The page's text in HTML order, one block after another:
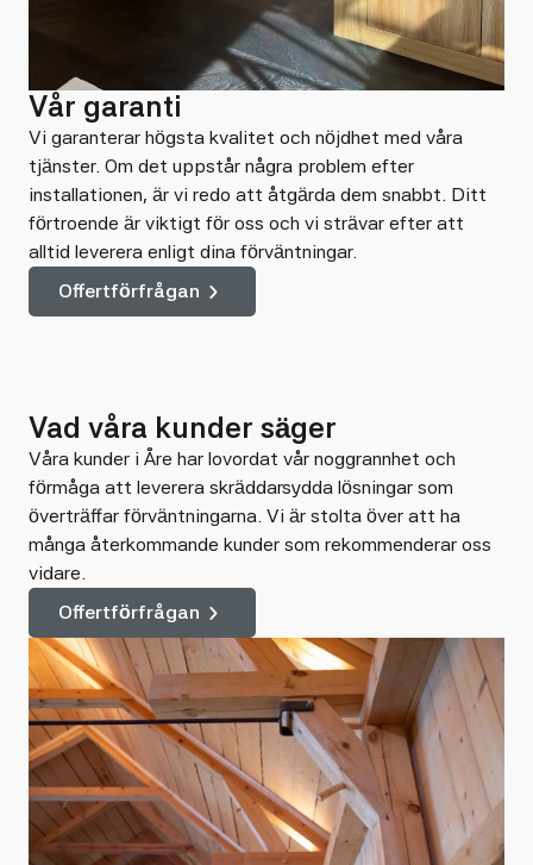
Vår garanti
Vi garanterar högsta kvalitet och nöjdhet med våra
tjänster. Om det uppstår några problem efter
installationen, är vi redo att åtgärda dem snabbt. Ditt
förtroende är viktigt för oss och vi strävar efter att
alltid leverera enligt dina förväntningar.
Offertförfrågan
Vad våra kunder säger
Våra kunder i Åre har lovordat vår noggrannhet och
förmåga att leverera skräddarsydda lösningar som
överträffar förväntningarna. Vi är stolta över att ha
många återkommande kunder som rekommenderar oss
vidare.
Offertförfrågan